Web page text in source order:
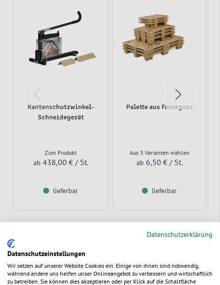
Kantenschutzwinkel-
Schneidegerät
Zum Produkt
ab 438,00 € / St.
lieferbar
Palette aus Faserguss
Aus 3 Varianten wählen
ab 6,50 € / St.
lieferbar
Datenschutzerklärung
Datenschutzeinstellungen
Wir setzen auf unserer Website Cookies ein. Einige von ihnen sind notwendig,
während andere uns helfen unser Onlineangebot zu verbessern und wirtschaftlich
zu betreiben. Sie können dies akzeptieren oder per Klick auf die Schaltfläche